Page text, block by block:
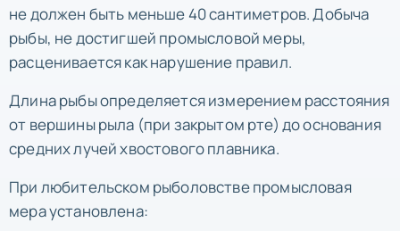
не должен быть меньше 40 сантиметров. Добыча
рыбы, не достигшей промысловой меры,
расценивается как нарушение правил.
Длина рыбы определяется измерением расстояния
от вершины рыла (при закрытом рте) до основания
средних лучей хвостового плавника.
При любительском рыболовстве промысловая
мера установлена: